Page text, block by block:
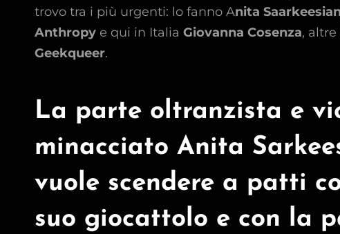
trovo tra i più urgenti: lo fanno Anita
Anthropy e qui in Italia Giovanna Cosenza,
Geekqueer.
La parte oltranzista e
minacciato Anita
vuole scendere a patti
suo giocattolo e con la